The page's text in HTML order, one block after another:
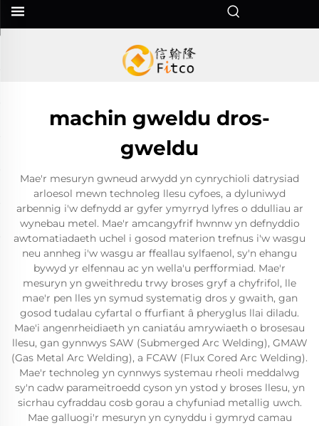
machin gweldu dros-
gweldu
Mae'r mesuryn gwneud arwydd yn cynrychioli datrysiad
arloesol mewn technoleg llesu cyfoes, a dyluniwyd
arbennig i'w defnydd ar gyfer ymyrryd lyfres o ddulliau ar
wynebau metel. Mae'r amcangyfrif hwnnw yn defnyddio
awtomatiadaeth uchel i gosod materion trefnus i'w wasgu
neu annheg i'w wasgu ar ffeallau sylfaenol, sy'n ehangu
bywyd yr elfennau ac yn wella'u perfformiad. Mae'r
mesuryn yn gweithredu trwy broses gryf a chyfrifol, lle
mae'r pen lles yn symud systematig dros y gwaith, gan
gosod tudalau cyfartal o ffurfiant â pheryglus llai diladu.
Mae'i angenrheidiaeth yn caniatáu amrywiaeth o brosesau
llesu, gan gynnwys SAW (Submerged Arc Welding), GMAW
(Gas Metal Arc Welding), a FCAW (Flux Cored Arc Welding).
Mae'r technoleg yn cynnwys systemau rheoli meddalwg
sy'n cadw parameitroedd cyson yn ystod y broses llesu, yn
sicrhau cyfraddau cosb gorau a chyfuniad metallig uwch.
Mae galluogi'r mesuryn yn cynyddu i gymryd camau